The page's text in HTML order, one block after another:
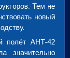
Тем не
новый
полёт АНТ-42
значительно